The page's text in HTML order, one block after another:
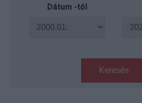
Dátum -tól
Keresés